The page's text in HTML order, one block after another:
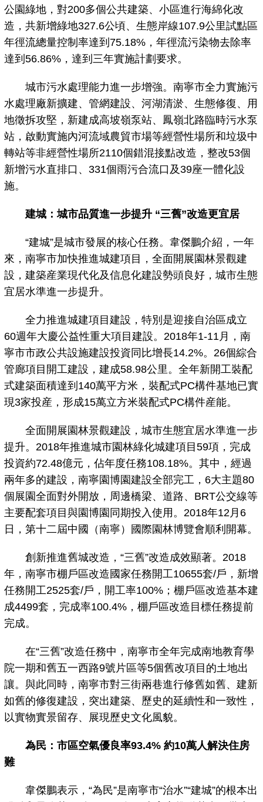
公園綠地，對200多個公共建築、小區進行海綿化改
造，共新增綠地327.6公頃、生態岸線107.9公里試點區
年徑流總量控制率達到75.18%，年徑流污染物去除率
達到56.86%，達到三年實施計劃要求。
城市污水處理能力進一步增強。南寧市全力實施污
水處理廠新擴建、管網建設、河湖清淤、生態修復、用
地徵拆攻堅，新建成高坡嶺泵站、鳳嶺北路臨時污水泵
站，啟動實施內河流域農貿市場等經營性場所和垃圾中
轉站等非經營性場所2110個錯混接點改造，整改53個
新增污水直排口、331個雨污合流口及39座一體化設
施。
建城：城市品質進一步提升 “三舊”改造更宜居
“建城”是城市發展的核心任務。韋傑鵬介紹，一年
來，南寧市加快推進城建項目，全面開展園林景觀建
設，建築産業現代化及信息化建設勢頭良好，城市生態
宜居水準進一步提升。
全力推進城建項目建設，特別是迎接自治區成立
60週年大慶公益性重大項目建設。2018年1-11月，南
寧市市政公共設施建設投資同比增長14.2%。26個綜合
管廊項目開工建設，建成58.98公里。全年新開工裝配
式建築面積達到140萬平方米，裝配式PC構件基地已實
現3家投産，形成15萬立方米裝配式PC構件産能。
全面開展園林景觀建設，城市生態宜居水準進一步
提升。2018年推進城市園林綠化城建項目59項，完成
投資約72.48億元，佔年度任務108.18%。其中，經過
兩年多的建設，南寧園博園建設全部完工，6大主題80
個展園全面對外開放，周邊橋梁、道路、BRT公交線等
主要配套項目與園博園同期投入使用。2018年12月6
日，第十二屆中國（南寧）國際園林博覽會順利開幕。
創新推進舊城改造，“三舊”改造成效顯著。2018
年，南寧市棚戶區改造國家任務開工10655套/戶，新增
任務開工2525套/戶，開工率100%；棚戶區改造基本建
成4499套，完成率100.4%，棚戶區改造目標任務提前
完成。
在“三舊”改造任務中，南寧市全年完成南地教育學
院一期和舊五一西路9號片區等5個舊改項目的土地出
讓。與此同時，南寧市對三街兩巷進行修舊如舊、建新
如舊的修復建設，突出建築、歷史的延續性和一致性，
以實物實景留存、展現歷史文化風貌。
為民：市區空氣優良率93.4% 約10萬人解決住房
難
韋傑鵬表示，“為民”是南寧市“治水”“建城”的根本出